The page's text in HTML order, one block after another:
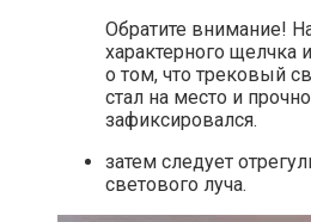
Обратите внимание!
характерного щелчка
о том, что трековый
стал на место и
зафиксировался.
затем следует
светового луча.